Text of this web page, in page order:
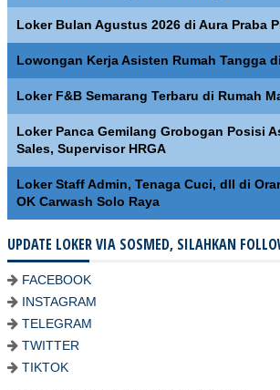
Loker Bulan Agustus 2026 di Aura Praba
Lowongan Kerja Asisten Rumah Tangga
Loker F&B Semarang Terbaru di Rumah
Loker Panca Gemilang Grobogan Posisi
Sales, Supervisor HRGA
Loker Staff Admin, Tenaga Cuci, dll di
OK Carwash Solo Raya
UPDATE LOKER VIA SOSMED, SILAHKAN
FACEBOOK
INSTAGRAM
TELEGRAM
TWITTER
TIKTOK